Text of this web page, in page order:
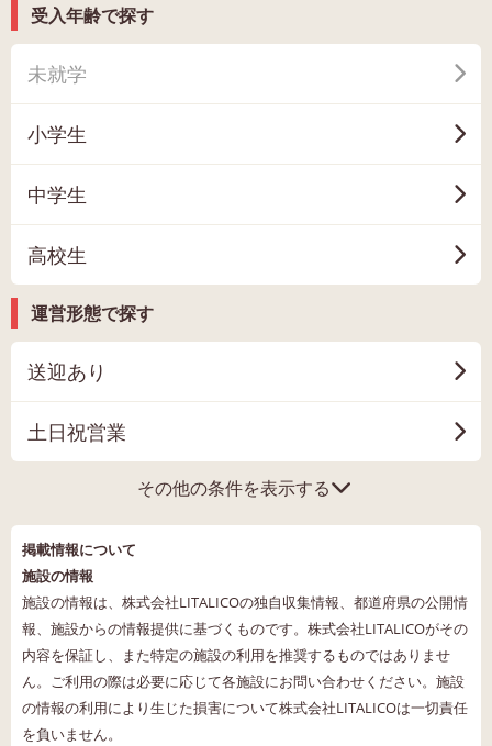
受入年齢で探す
未就学
小学生
中学生
高校生
運営形態で探す
送迎あり
土日祝営業
その他の条件を表示する
掲載情報について
施設の情報
施設の情報は、株式会社LITALICOの独自収集情報、都道府県の公開情
報、施設からの情報提供に基づくものです。株式会社LITALICOがその
内容を保証し、また特定の施設の利用を推奨するものではありませ
ん。ご利用の際は必要に応じて各施設にお問い合わせください。施設
の情報の利用により生じた損害について株式会社LITALICOは一切責任
を負いません。